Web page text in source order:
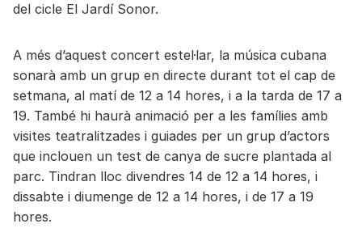
del cicle El Jardí Sonor.
A més d’aquest concert estel·lar, la música cubana
sonarà amb un grup en directe durant tot el cap de
setmana, al matí de 12 a 14 hores, i a la tarda de 17 a
19. També hi haurà animació per a les famílies amb
visites teatralitzades i guiades per un grup d’actors
que inclouen un test de canya de sucre plantada al
parc. Tindran lloc divendres 14 de 12 a 14 hores, i
dissabte i diumenge de 12 a 14 hores, i de 17 a 19
hores.